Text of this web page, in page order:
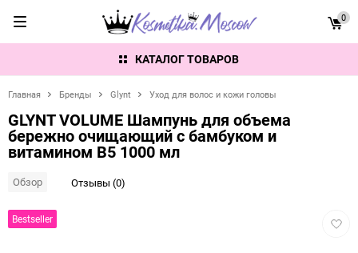
КАТАЛОГ ТОВАРОВ
0
Главная Бренды Glynt Уход для волос и кожи головы
GLYNT VOLUME Шампунь для объема
бережно очищающий с бамбуком и
витамином В5 1000 мл
Обзор Отзывы (0)
Bestseller